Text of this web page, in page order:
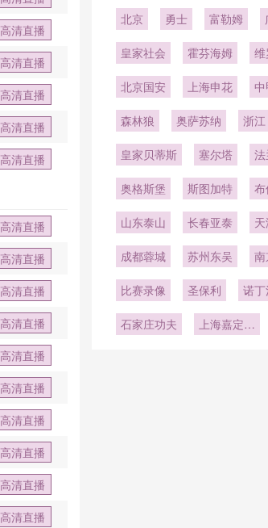
高清直播
高清直播
高清直播
高清直播
高清直播
高清直播
高清直播
高清直播
高清直播
高清直播
高清直播
高清直播
高清直播
高清直播
高清直播
北京 勇士 富勒姆
皇家社会 霍芬海姆
北京国安 上海申花 中
森林狼 奥萨苏纳 浙江
皇家贝蒂斯
塞尔塔
奥格斯堡 斯图加特
山东泰山 长春亚泰
成都蓉城 苏州东吴
比赛录像 圣保利 诺
石家庄功夫
上海嘉定汇